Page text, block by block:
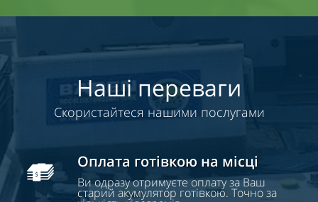
Наші переваги
Скористайтеся нашими послугами
Оплата готівкою на місці
Ви одразу отримуєте оплату за Ваш
старий акумулятор готівкою. Точно за